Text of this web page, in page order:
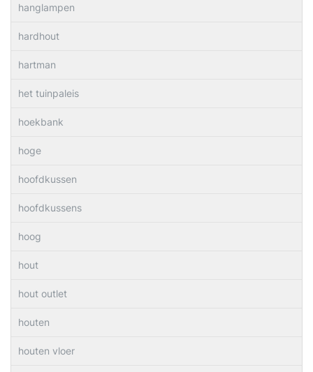
hanglampen
hardhout
hartman
het tuinpaleis
hoekbank
hoge
hoofdkussen
hoofdkussens
hoog
hout
hout outlet
houten
houten vloer